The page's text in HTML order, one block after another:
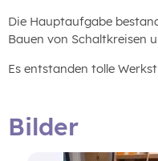
Die Hauptaufgabe
Bauen von Schaltkreisen
Es entstanden tolle
Bilder